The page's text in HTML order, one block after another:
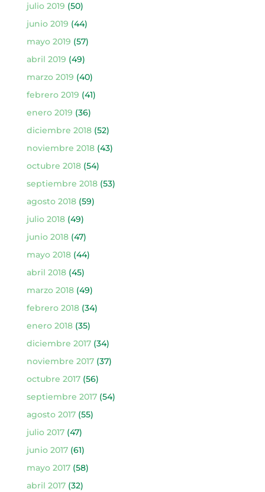
julio 2019 (50)
junio 2019 (44)
mayo 2019 (57)
abril 2019 (49)
marzo 2019 (40)
febrero 2019 (41)
enero 2019 (36)
diciembre 2018(52)
noviembre 2018(43)
octubre 2018(54)
septiembre 2018(53)
agosto 2018(59)
julio 2018(49)
junio 2018(47)
mayo 2018(44)
abril 2018(45)
marzo 2018(49)
febrero 2018(34)
enero 2018(35)
diciembre 2017(34)
noviembre 2017(37)
octubre 2017(56)
septiembre 2017(54)
agosto 2017(55)
julio 2017(47)
junio 2017(61)
mayo 2017(58)
abril 2017(32)